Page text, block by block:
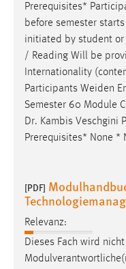
Prerequisites*
before semester
initiated by student or
/ Reading Will be
Internationality
Participants Weiden
Semester 60 Module
Dr. Kambis Veschgini
Prerequisites* None *
[PDF]
Relevanz:
Dieses Fach wird